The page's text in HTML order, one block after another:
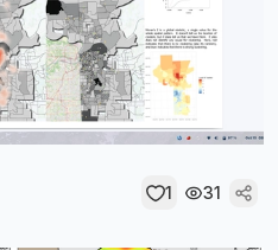
1 31